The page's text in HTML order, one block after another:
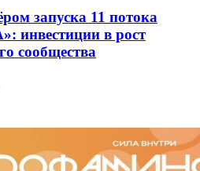
запуска 11 потока
инвестиции в рост
сообщества